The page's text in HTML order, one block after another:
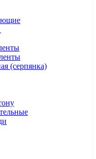
(серпянка)